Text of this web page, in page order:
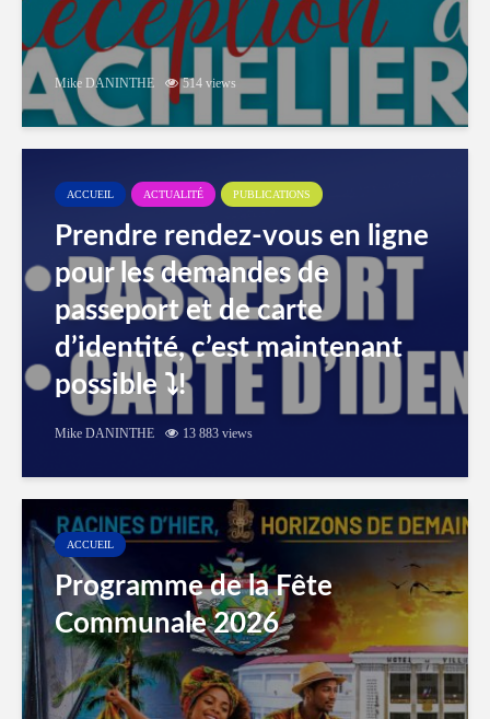
Mike DANINTHE 514 views
ACCUEIL ACTUALITÉ PUBLICATIONS
Prendre rendez-vous en ligne
pour les demandes de
passeport et de carte
d’identité, c’est maintenant
possible ⤵️!
Mike DANINTHE 13 883 views
ACCUEIL
Programme de la Fête
Communale 2026